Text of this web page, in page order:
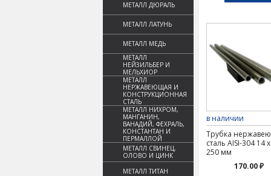
МЕТАЛЛ ДЮРАЛЬ
МЕТАЛЛ ЛАТУНЬ
МЕТАЛЛ МЕДЬ
МЕТАЛЛ
НЕЙЗИЛЬБЕР И
МЕЛЬХИОР
МЕТАЛЛ
НЕРЖАВЕЮЩАЯ И
КОНСТРУКЦИОННАЯ
СТАЛЬ
МЕТАЛЛ НИХРОМ,
МАНГАНИН,
ВАНАДИЙ, ФЕХРАЛЬ,
КОНСТАНТАН И
ПЕРМАЛЛОЙ
МЕТАЛЛ СВИНЕЦ,
ОЛОВО И ЦИНК
МЕТАЛЛ ТИТАН
в наличии
Трубка
сталь AISI-304 14
250 мм
170.00 ₽